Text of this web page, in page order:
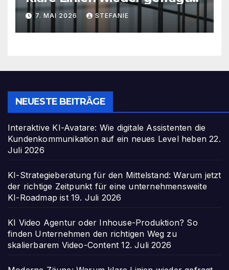
sind
7. MAI 2026 STEFANIE
NEUESTE BEITRÄGE
Interaktive KI-Avatare: Wie digitale Assistenten die
Kundenkommunikation auf ein neues Level heben 22.
Juli 2026
KI-Strategieberatung für den Mittelstand: Warum jetzt
der richtige Zeitpunkt für eine unternehmensweite
KI-Roadmap ist 19. Juli 2026
KI Video Agentur oder Inhouse-Produktion? So
finden Unternehmen den richtigen Weg zu
skalierbarem Video-Content 12. Juli 2026